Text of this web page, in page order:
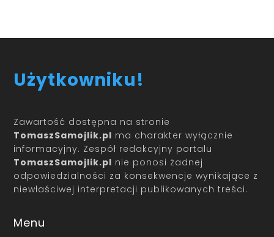
Użytkowniku!
Zawartość dostępna na stronie
TomaszSamojlik.pl ma charakter wyłącznie
informacyjny. Zespół redakcyjny portalu
TomaszSamojlik.pl nie ponosi żadnej
odpowiedzialności za konsekwencje wynikające z
niewłaściwej interpretacji publikowanych treści.
Menu